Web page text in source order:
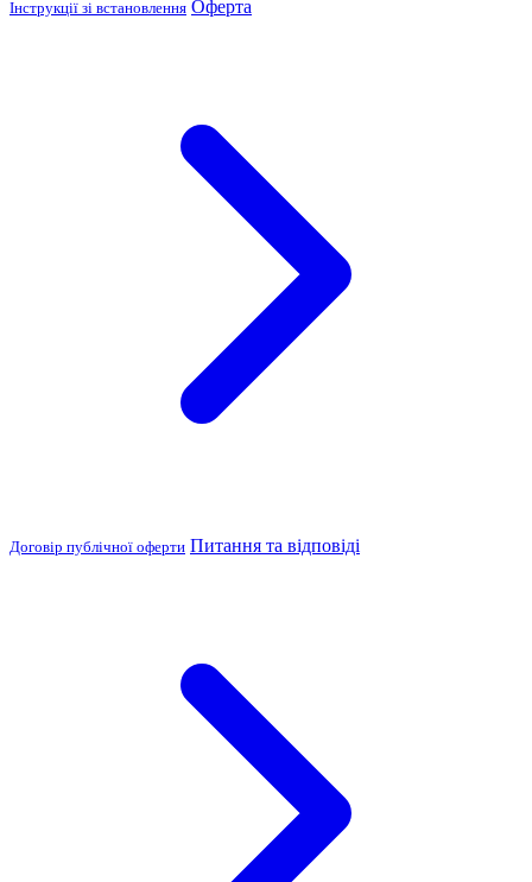
Інструкції зі встановлення Оферта
Договір публічної оферти Питання та відповіді